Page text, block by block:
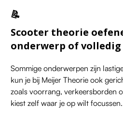
📝
Scooter theorie
onderwerp of volledig
Sommige onderwerpen zijn
kun je bij Meijer Theorie ook
zoals voorrang, verkeersborden
kiest zelf waar je op wilt focussen.